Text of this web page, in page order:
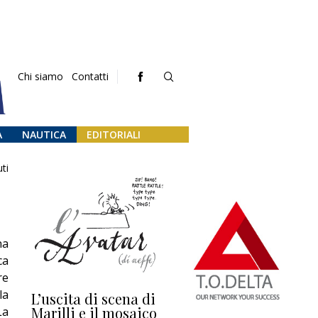
Chi siamo Contatti
NAUTICA EDITORIALI
L’uscita di scena di
Marilli e il mosaico
Darsena a Europa,